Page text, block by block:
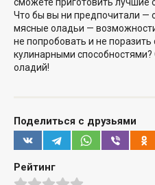
Что бы вы ни предпочитали —
мясные оладьи —
не попробовать и не
кулинарными способностями?
оладий!
Поделиться с друзьями
Рейтинг